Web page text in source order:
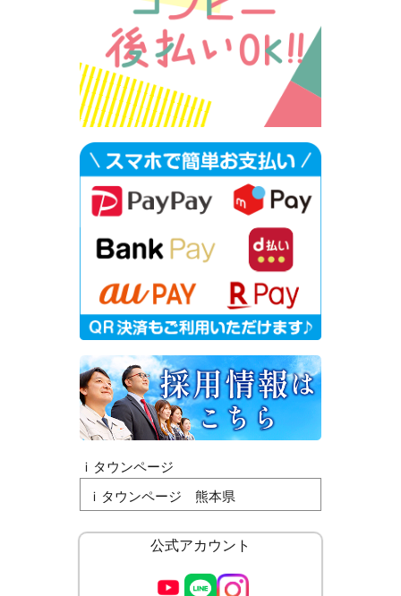
ｉタウンページ
ｉタウンページ 熊本県
公式アカウント